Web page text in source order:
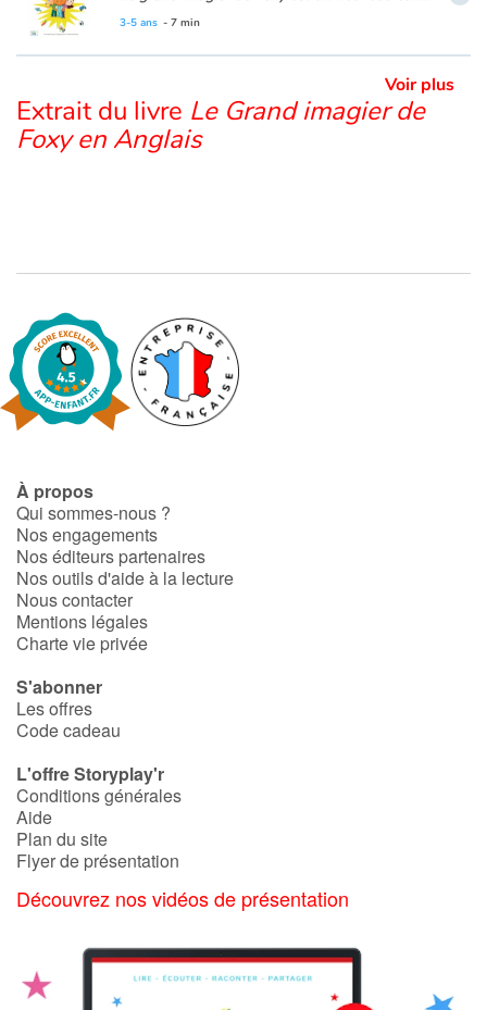
3-5 ans - 7 min
Voir plus
Extrait du livre Le Grand imagier de
Foxy en Anglais
À propos
Qui sommes-nous ?
Nos engagements
Nos éditeurs partenaires
Nos outils d'aide à la lecture
Nous contacter
Mentions légales
Charte vie privée
S'abonner
Les offres
Code cadeau
L'offre Storyplay'r
Conditions générales
Aide
Plan du site
Flyer de présentation
Découvrez nos vidéos de présentation